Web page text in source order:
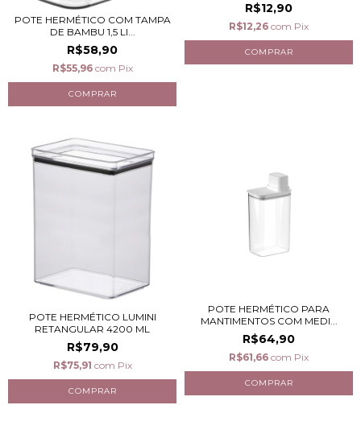
POTE HERMÉTICO COM TAMPA
DE BAMBU 1,5 LI...
R$58,90
R$55,96 com Pix
R$12,90
R$12,26 com Pix
POTE HERMÉTICO LUMINI
RETANGULAR 4200 ML
R$79,90
R$75,91 com Pix
POTE HERMÉTICO PARA
MANTIMENTOS COM MEDI...
R$64,90
R$61,66 com Pix